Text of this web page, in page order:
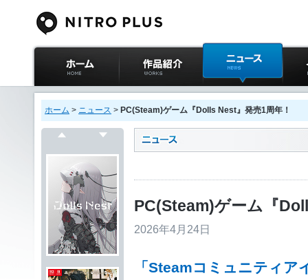
ニトロプラス公式
サイト ホーム
作品紹介 ニュース イベ
ホーム > ニュース > PC(Steam)ゲーム『Dolls Nest』発売1周年！
PC(Steam)ゲーム『
2026年4月24日
「Steamコミュニティア